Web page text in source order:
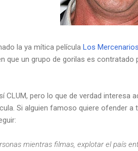
la ya mítica película Los Mercenarios.
que un grupo de gorilas es
CLUM, pero lo que de verdad interesa
Si alguien famoso quiere ofender
mientras filmas, explotar el país